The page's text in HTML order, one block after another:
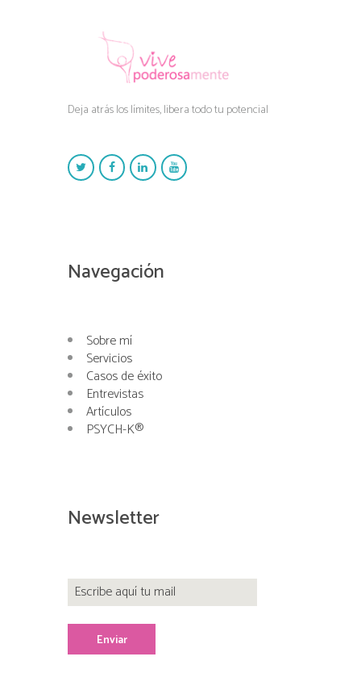
Deja atrás los límites, libera todo tu potencial
Navegación
Sobre mí
Servicios
Casos de éxito
Entrevistas
Artículos
PSYCH-K®
Newsletter